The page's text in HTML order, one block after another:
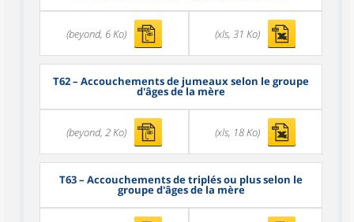
(beyond, 6 Ko) (xls, 31 Ko)
T62– Accouchements de jumeaux selon le groupe
d'âges de la mère
(beyond, 2 Ko) (xls, 18 Ko)
T63– Accouchements de triplés ou plus selon le
groupe d'âges de la mère